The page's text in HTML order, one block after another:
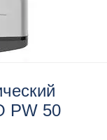
PW 50